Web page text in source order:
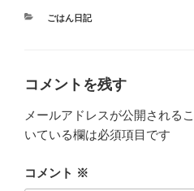
カ
ごはん日記
コメントを残す
メールアドレスが公開される
いている欄は必須項目です
コメント ※